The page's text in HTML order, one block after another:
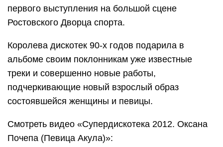
первого выступления на большой сцене
Ростовского Дворца спорта.
Королева дискотек 90-х годов подарила в
альбоме своим поклонникам уже известные
треки и совершенно новые работы,
подчеркивающие новый взрослый образ
состоявшейся женщины и певицы.
Смотреть видео «Супердискотека 2012. Оксана
Почепа (Певица Акула)»: